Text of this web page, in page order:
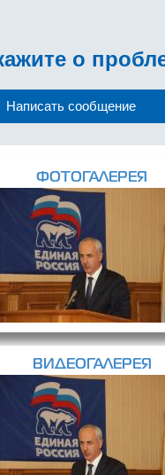
о
Написать сообщение
ФОТОГАЛЕРЕЯ
ВИДЕОГАЛЕРЕЯ